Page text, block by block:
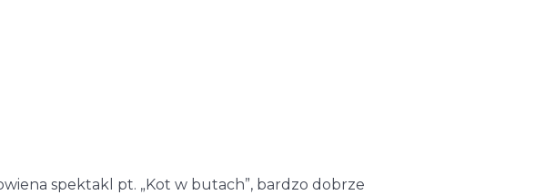
spektakl pt. „Kot w butach”, bardzo dobrze